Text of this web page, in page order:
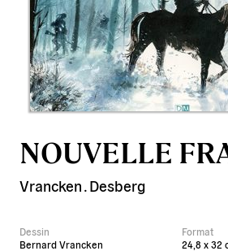
NOUVELLE
Vrancken.Desberg
Dessin
Bernard Vrancken
Format
24,8 x 32